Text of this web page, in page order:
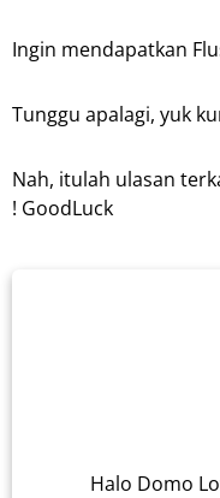
Ingin mendapatkan
Tunggu apalagi, yuk
Nah, itulah ulasan
! GoodLuck
Halo Domo